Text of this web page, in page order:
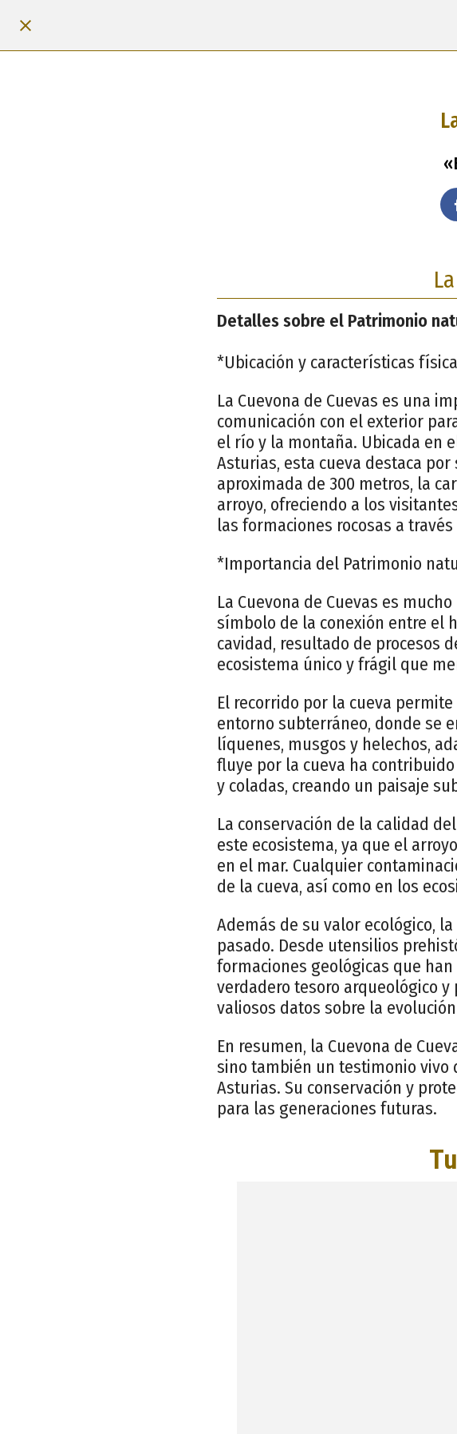
Detalles sobre el Patrimonio
*Ubicación y características
La Cuevona de Cuevas es una
comunicación con el exterior
el río y la montaña. Ubicada en
Asturias, esta cueva destaca
aproximada de 300 metros, la
arroyo, ofreciendo a los
las formaciones rocosas a
*Importancia del Patrimonio
La Cuevona de Cuevas es
símbolo de la conexión entre el
cavidad, resultado de procesos
ecosistema único y frágil que
El recorrido por la cueva
entorno subterráneo, donde se
líquenes, musgos y helechos,
fluye por la cueva ha
y coladas, creando un paisaje
La conservación de la calidad
este ecosistema, ya que el
en el mar. Cualquier
de la cueva, así como en los
Además de su valor ecológico,
pasado. Desde utensilios
formaciones geológicas que
verdadero tesoro arqueológico
valiosos datos sobre la
En resumen, la Cuevona de
sino también un testimonio vivo
Asturias. Su conservación y
para las generaciones futuras.